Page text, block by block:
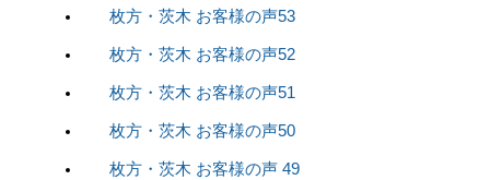
枚方・茨木 お客様の声53
枚方・茨木 お客様の声52
枚方・茨木 お客様の声51
枚方・茨木 お客様の声50
枚方・茨木 お客様の声 49